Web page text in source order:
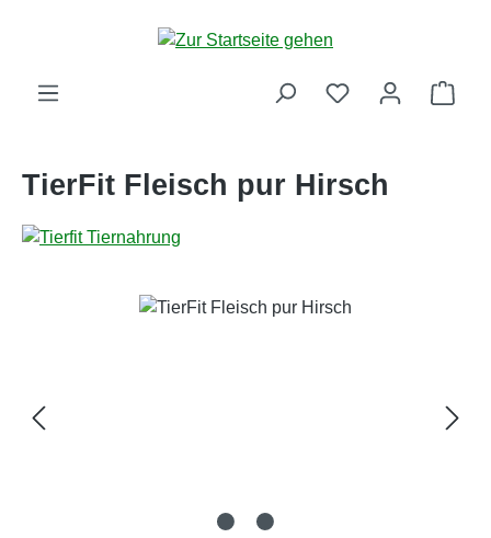
Zum Hauptinhalt springen
TierFit Fleisch pur Hirsch
Bildergalerie überspringen